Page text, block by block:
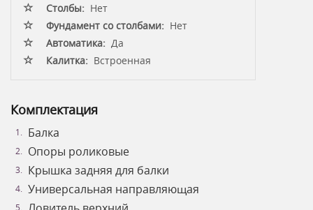
Столбы: Нет
Фундамент со столбами: Нет
Автоматика: Да
Калитка: Встроенная
Комплектация
Балка
Опоры роликовые
Крышка задняя для балки
Универсальная направляющая